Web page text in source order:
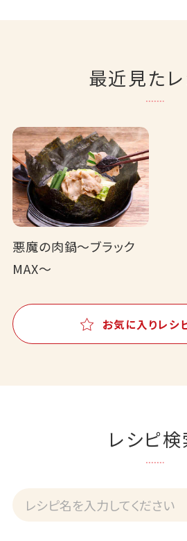
最近見た
悪魔の肉鍋～ブラック
MAX～
お気に入りレシ
レシピ検